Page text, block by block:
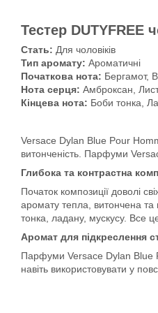
Тестер DUTYFREE
Стать: Для чоловіків
Тип аромату: Ароматичні
Початкова нота: Бергамот,
Нота серця: Амброксан,
Кінцева нота: Боби тонка,
Versace Dylan Blue Pour
витонченість. Парфуми
Глибока та контрастна
Початок композиції доволі
аромату тепла, витончена
тонка, ладану, мускусу. Все
Аромат для підкреслення
Парфуми Versace Dylan Blue
навіть використовувати у